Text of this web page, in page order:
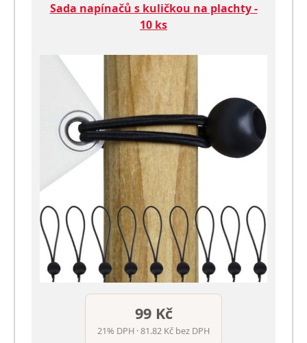
Sada napínačů s kuličkou na plachty -
10 ks
99 Kč
21% DPH · 81.82 Kč bez DPH